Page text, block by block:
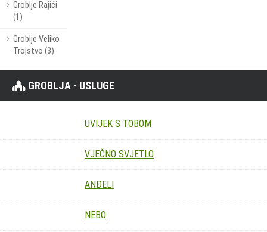
Groblje Rajići
(1)
Groblje Veliko
Trojstvo (3)
GROBLJA - USLUGE
UVIJEK S TOBOM
VJEČNO SVJETLO
ANĐELI
NEBO